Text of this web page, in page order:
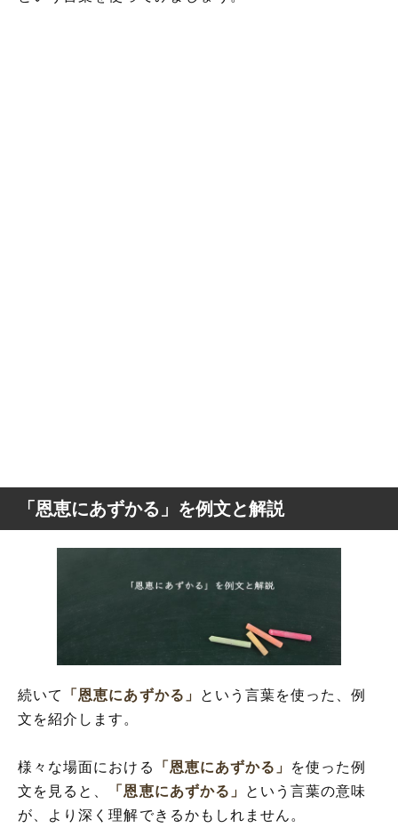
「恩恵にあずかる」を例文と解説
続いて 「恩恵にあずかる」
という言葉を使った、例
文を紹介します。
様々な場面における 「恩恵にあずかる」
を使った例
文を見ると、
「恩恵にあずかる」
という言葉の意味
が、より深く理解できるかもしれません。